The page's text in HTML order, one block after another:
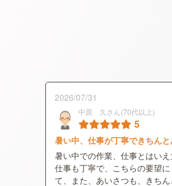
2026/07/31
中原 久さん(70代以上)
5
暑い中、仕事が丁寧できちん
暑い中での作業、仕事とはいえ
仕事も丁寧で、こちらの要望
て、また、あいさつも、きち